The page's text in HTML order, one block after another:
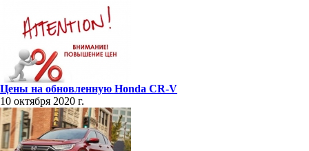
Цены на обновленную Honda CR-V
10 октября 2020 г.